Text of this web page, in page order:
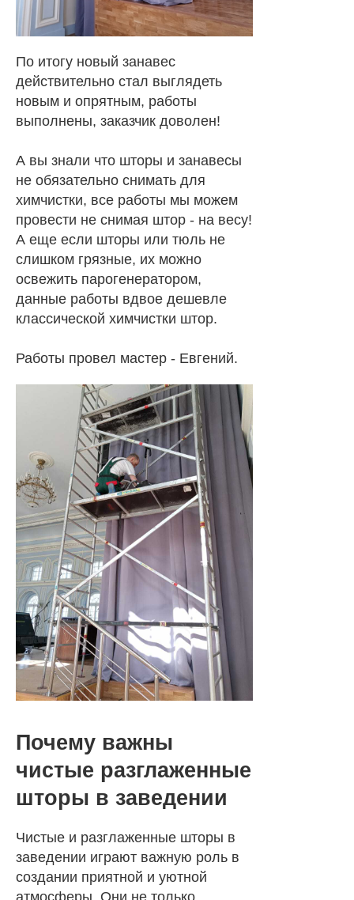
По итогу новый занавес
действительно стал выглядеть
новым и опрятным, работы
выполнены, заказчик доволен!
А вы знали что шторы и занавесы
не обязательно снимать для
химчистки, все работы мы можем
провести не снимая штор - на весу!
А еще если шторы или тюль не
слишком грязные, их можно
освежить парогенератором,
данные работы вдвое дешевле
классической химчистки штор.
Работы провел мастер - Евгений.
Почему важны
чистые разглаженные
шторы в заведении
Чистые и разглаженные шторы в
заведении играют важную роль в
создании приятной и уютной